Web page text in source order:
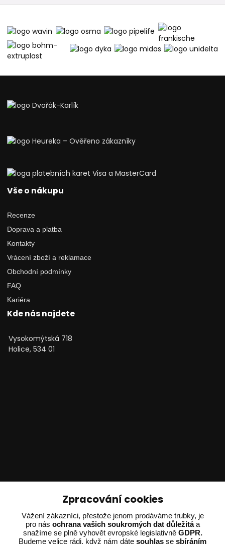
Vše o nákupu
Recenze
Doprava a platba
Kontakty
Vrácení zboží a reklamace
Obchodní podmínky
FAQ
Kariéra
Kde nás najdete
Vysokomýtská 718
Holice, 534 01
Ing. Adam Dvořák
+420 602 234 254
(Po-Pá 8:00 - 15:00)
Zpracování cookies
Vážení zákazníci, přestože jenom prodáváme trubky, je
pro nás ochrana vašich soukromých dat důležitáa
snažíme se plně vyhovět evropské legislativně GDPR.
Budeme velice rádi, když nám dáte souhlas se sbíráním